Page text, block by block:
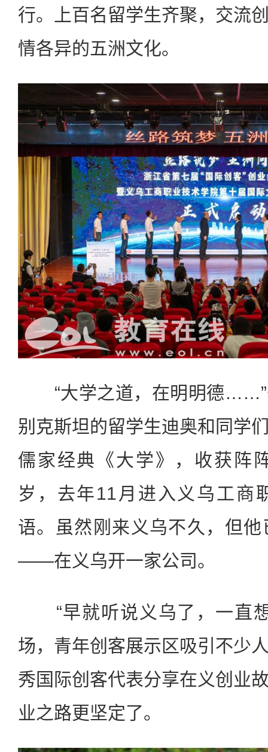
行。上百名留学生齐聚，交流
情各异的五洲文化。
“大学之道，在明明德……”
别克斯坦的留学生迪奥和同学
儒家经典《大学》，收获阵
岁，去年11月进入义乌工商
语。虽然刚来义乌不久，但
——在义乌开一家公司。
“早就听说义乌了，一直想
场，青年创客展示区吸引不少
秀国际创客代表分享在义创业
业之路更坚定了。